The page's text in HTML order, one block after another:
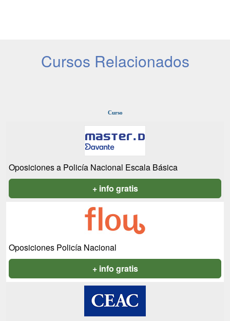
Cursos Relacionados
Curso
Oposiciones a Policía Nacional Escala Básica
+ info gratis
Oposiciones Policía Nacional
+ info gratis